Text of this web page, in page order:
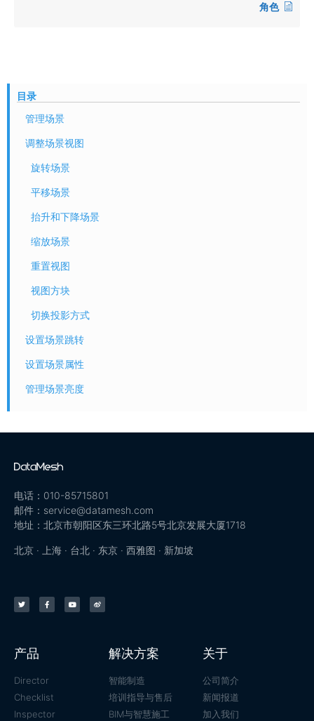
角色
目录
管理场景
调整场景视图
旋转场景
平移场景
抬升和下降场景
缩放场景
重置视图
视图方块
切换投影方式
设置场景跳转
设置场景属性
管理场景亮度
电话：010-85715801
邮件：service@datamesh.com
地址：北京市朝阳区东三环北路5号北京发展大厦1718
北京 · 上海 · 台北 · 东京 · 西雅图 · 新加坡
产品
Director
Checklist
Inspector
解决方案
智能制造
培训指导与售后
BIM与智慧施工
关于
公司简介
新闻报道
加入我们